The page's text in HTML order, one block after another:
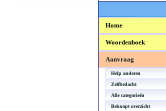
Home
Woordenboek
Aanvraag
Help anderen
Zelfbedacht
Alle categorieën
Beknopt overzicht